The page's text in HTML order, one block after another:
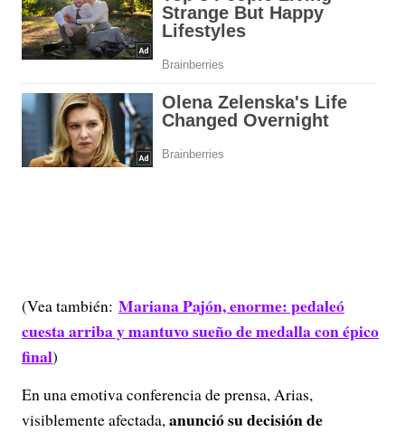
(Vea también: Mariana Pajón, enorme: pedaleó
cuesta arriba y mantuvo sueño de medalla con épico
final)
En una emotiva conferencia de prensa, Arias,
visiblemente afectada,anunció su decisión de